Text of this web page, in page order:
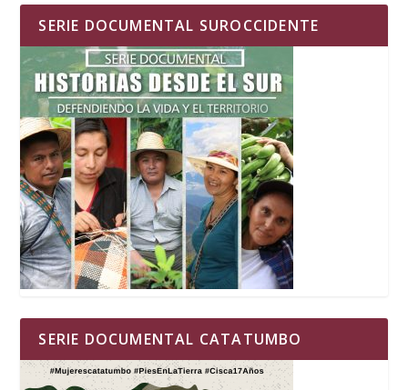
SERIE DOCUMENTAL SUROCCIDENTE
SERIE DOCUMENTAL CATATUMBO